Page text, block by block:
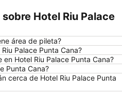
Hotel Riu Palace
área de pileta?
Palace Punta Cana?
Hotel Riu Palace Punta Cana?
Punta Cana?
cerca de Hotel Riu Palace Punta